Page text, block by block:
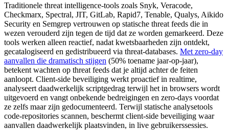
Traditionele threat intelligence-tools zoals Snyk, Veracode,
Checkmarx, Spectral, JIT, GitLab, Rapid7, Tenable, Qualys, Aikido
Security en Semgrep vertrouwen op statische threat feeds die in
wezen verouderd zijn tegen de tijd dat ze worden gemarkeerd. Deze
tools werken alleen reactief, nadat kwetsbaarheden zijn ontdekt,
gecatalogiseerd en gedistribueerd via threat-databases. Met zero-day
aanvallen die dramatisch stijgen (50% toename jaar-op-jaar),
betekent wachten op threat feeds dat je altijd achter de feiten
aanloopt. Client-side beveiliging werkt proactief in realtime,
analyseert daadwerkelijk scriptgedrag terwijl het in browsers wordt
uitgevoerd en vangt onbekende bedreigingen en zero-days voordat
ze zelfs maar zijn gedocumenteerd. Terwijl statische analysetools
code-repositories scannen, beschermt client-side beveiliging waar
aanvallen daadwerkelijk plaatsvinden, in live gebruikerssessies.